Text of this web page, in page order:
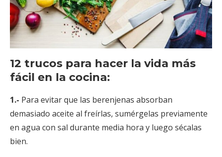
12 trucos para hacer la vida más
fácil en la cocina:
1.- Para evitar que las berenjenas absorban
demasiado aceite al freírlas, sumérgelas previamente
en agua con sal durante media hora y luego sécalas
bien.